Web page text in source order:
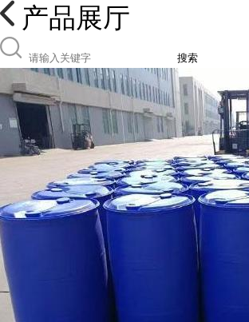
产品展厅
搜索